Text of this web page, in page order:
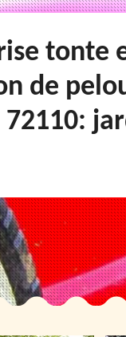
tonte
de
72110: